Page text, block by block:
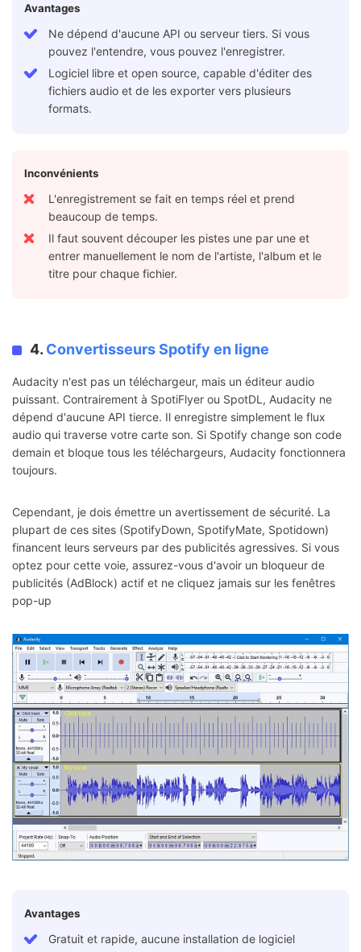
Avantages
Ne dépend d'aucune API ou serveur tiers. Si vous
pouvez l'entendre, vous pouvez l'enregistrer.
Logiciel libre et open source, capable d'éditer des
fichiers audio et de les exporter vers plusieurs
formats.
Inconvénients
L'enregistrement se fait en temps réel et prend
beaucoup de temps.
Il faut souvent découper les pistes une par une et
entrer manuellement le nom de l'artiste, l'album et le
titre pour chaque fichier.
4. Convertisseurs Spotify en ligne
Audacity n'est pas un téléchargeur, mais un éditeur audio
puissant. Contrairement à SpotiFlyer ou SpotDL, Audacity ne
dépend d'aucune API tierce. Il enregistre simplement le flux
audio qui traverse votre carte son. Si Spotify change son code
demain et bloque tous les téléchargeurs, Audacity fonctionnera
toujours.
Cependant, je dois émettre un avertissement de sécurité. La
plupart de ces sites (SpotifyDown, SpotifyMate, Spotidown)
financent leurs serveurs par des publicités agressives. Si vous
optez pour cette voie, assurez-vous d'avoir un bloqueur de
publicités (AdBlock) actif et ne cliquez jamais sur les fenêtres
pop-up
Avantages
Gratuit et rapide, aucune installation de logiciel